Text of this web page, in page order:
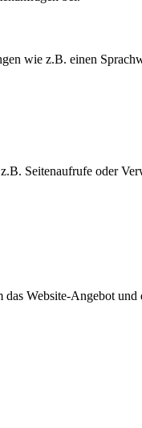
wie z.B. einen
Seitenaufrufe oder
Website-Angebot